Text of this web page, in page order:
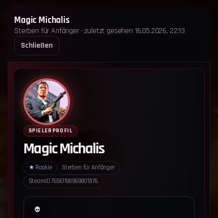
STERBEN FÜR ANFÄNGER
STARTSEITE
ANKÜNDIGUNGEN
LOGIN
‹ Zurück zum Leaderboard
Magic Michalis
Sterben für Anfänger · zuletzt gesehen 16.05.2026, 22:13
Schließen
SPIELERPROFIL
Magic Michalis
★ Rookie
Sterben für Anfänger
SteamID76561198969801876
ImpressumDatenschutz
Cookie-Einstellungen
Sterben für Anfänger - Alle Rechte vorbehalten.
Datenschutz-Einstellungen